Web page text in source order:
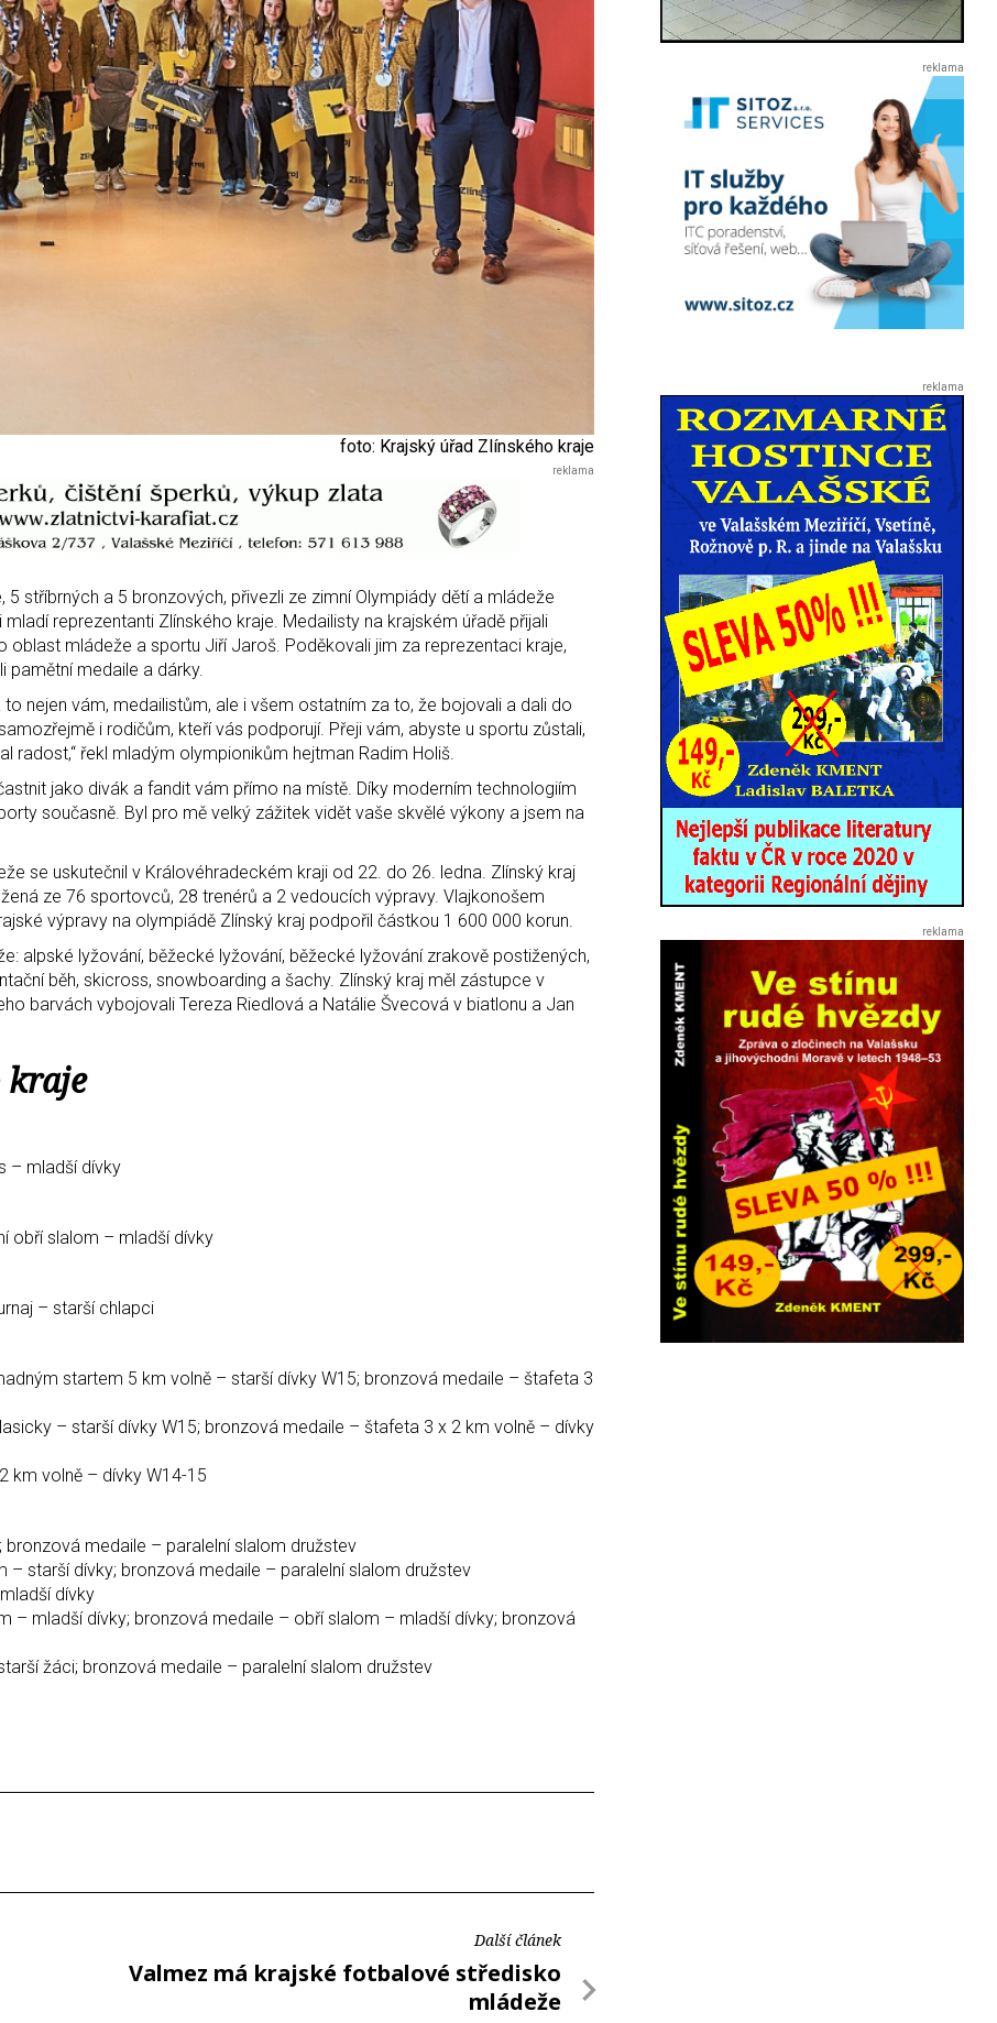
foto: Krajský úřad Zlínského kraje
stříbrných a 5 bronzových, přivezli ze zimní Olympiády dětí a mládeže
reprezentanti Zlínského kraje. Medailisty na krajském úřadě přijali
oblast mládeže a sportu Jiří Jaroš. Poděkovali jim za reprezentaci kraje,
pamětní medaile a dárky.
to nejen vám, medailistům, ale i všem ostatním za to, že bojovali a dali do
i rodičům, kteří vás podporují. Přeji vám, abyste u sportu zůstali,
radost,“ řekl mladým olympionikům hejtman Radim Holiš.
jako divák a fandit vám přímo na místě. Díky moderním technologiím
současně. Byl pro mě velký zážitek vidět vaše skvělé výkony a jsem na
se uskutečnil v Královéhradeckém kraji od 22. do 26. ledna. Zlínský kraj
ze 76 sportovců, 28 trenérů a 2 vedoucích výpravy. Vlajkonošem
výpravy na olympiádě Zlínský kraj podpořil částkou 1 600 000 korun.
alpské lyžování, běžecké lyžování, běžecké lyžování zrakově postižených,
běh, skicross, snowboarding a šachy. Zlínský kraj měl zástupce v
barvách vybojovali Tereza Riedlová a Natálie Švecová v biatlonu a Jan
kraje
– mladší dívky
obří slalom – mladší dívky
– starší chlapci
startem 5 km volně – starší dívky W15; bronzová medaile – štafeta 3
– starší dívky W15; bronzová medaile – štafeta 3 x 2 km volně – dívky
km volně – dívky W14-15
medaile – paralelní slalom družstev
– starší dívky; bronzová medaile – paralelní slalom družstev
dívky
– mladší dívky; bronzová medaile – obří slalom – mladší dívky; bronzová
žáci; bronzová medaile – paralelní slalom družstev
Další článek
Valmez má krajské fotbalové středisko
mládeže